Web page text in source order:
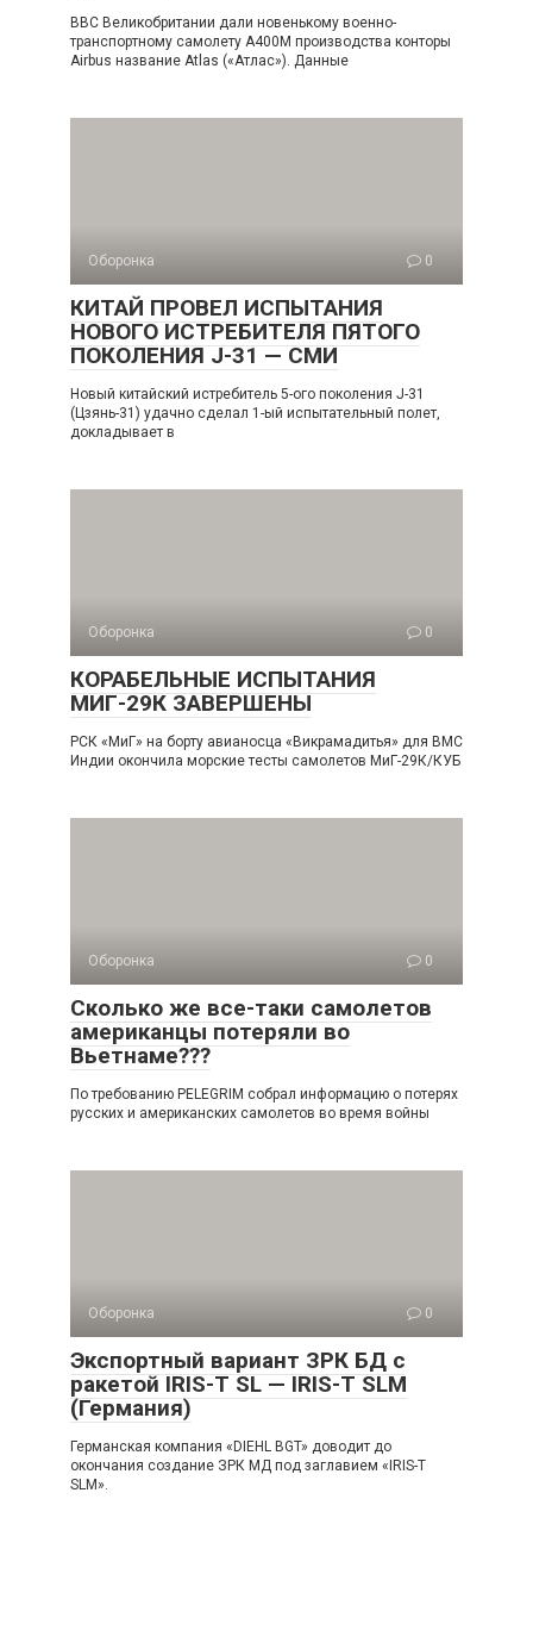
ВВС Великобритании дали новенькому военно-
транспортному самолету А400М производства конторы
Airbus название Atlas («Атлас»). Данные
Оборонка 0
КИТАЙ ПРОВЕЛ ИСПЫТАНИЯ
НОВОГО ИСТРЕБИТЕЛЯ ПЯТОГО
ПОКОЛЕНИЯ J-31 — СМИ
Новый китайский истребитель 5-ого поколения J-31
(Цзянь-31) удачно сделал 1-ый испытательный полет,
докладывает в
Оборонка 0
КОРАБЕЛЬНЫЕ ИСПЫТАНИЯ
МИГ-29К ЗАВЕРШЕНЫ
РСК «МиГ» на борту авианосца «Викрамадитья» для ВМС
Индии окончила морские тесты самолетов МиГ-29К/КУБ
Оборонка 0
Сколько же все-таки самолетов
американцы потеряли во
Вьетнаме???
По требованию PELEGRIM собрал информацию о потерях
русских и американских самолетов во время войны
Оборонка 0
Экспортный вариант ЗРК БД с
ракетой IRIS-T SL — IRIS-T SLM
(Германия)
Германская компания «DIEHL BGT» доводит до
окончания создание ЗРК МД под заглавием «IRIS-T
SLМ».